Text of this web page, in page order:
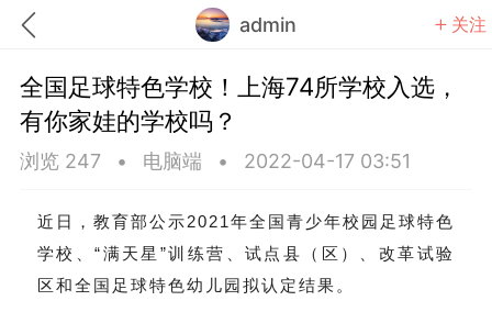
admin 关注
赚金币和题库券
加入上海学习交流群，资料免费领
全国足球特色学校！上海74所学校入选，
有你家娃的学校吗？
浏览 247 • 电脑端 • 2022-04-17 03:51
近日，教育部公示2021年全国青少年校园足球特色
学校、“满天星”训练营、试点县（区）、改革试验
区和全国足球特色幼儿园拟认定结果。